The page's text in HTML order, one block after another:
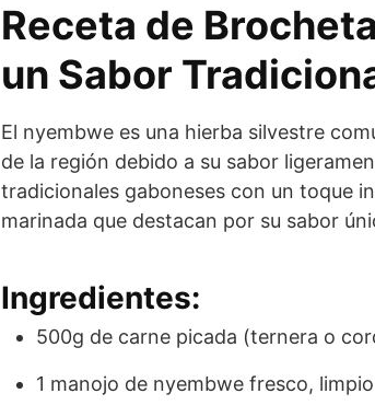
Receta de
un Sabor
El nyembwe es una hierba silvestre
de la región debido a su sabor
tradicionales gaboneses con un toque
marinada que destacan por su sabor
Ingredientes:
500g de carne picada (ternera o
1 manojo de nyembwe fresco,